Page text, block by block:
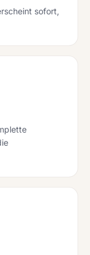
sofort,